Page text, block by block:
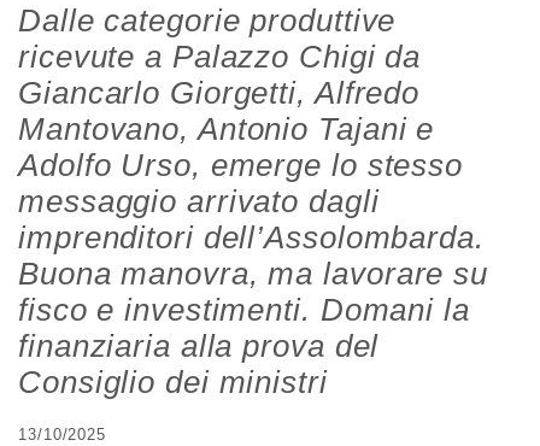
Dalle categorie produttive
ricevute a Palazzo Chigi da
Giancarlo Giorgetti, Alfredo
Mantovano, Antonio Tajani e
Adolfo Urso, emerge lo stesso
messaggio arrivato dagli
imprenditori dell’Assolombarda.
Buona manovra, ma lavorare su
fisco e investimenti. Domani la
finanziaria alla prova del
Consiglio dei ministri
13/10/2025